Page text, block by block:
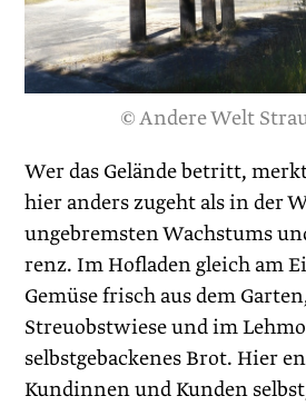
© Andere Welt
Wer das Gelände betritt,
hier anders zugeht als in der
ungebremsten Wachstums
renz. Im Hofladen gleich am
Gemüse frisch aus dem
Streuobstwiese und im
selbstgebackenes Brot. Hier
Kundinnen und Kunden